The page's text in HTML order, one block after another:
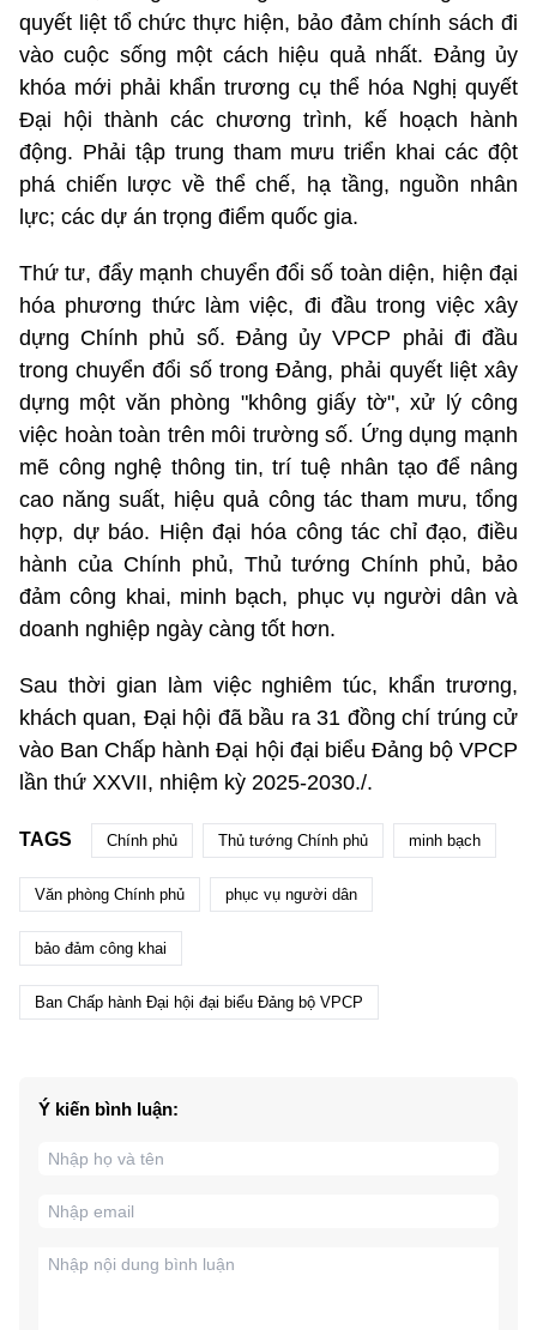
quyết liệt tổ chức thực hiện, bảo đảm chính sách đi
vào cuộc sống một cách hiệu quả nhất. Đảng ủy
khóa mới phải khẩn trương cụ thể hóa Nghị quyết
Đại hội thành các chương trình, kế hoạch hành
động. Phải tập trung tham mưu triển khai các đột
phá chiến lược về thể chế, hạ tầng, nguồn nhân
lực; các dự án trọng điểm quốc gia.
Thứ tư, đẩy mạnh chuyển đổi số toàn diện, hiện đại
hóa phương thức làm việc, đi đầu trong việc xây
dựng Chính phủ số. Đảng ủy VPCP phải đi đầu
trong chuyển đổi số trong Đảng, phải quyết liệt xây
dựng một văn phòng "không giấy tờ", xử lý công
việc hoàn toàn trên môi trường số. Ứng dụng mạnh
mẽ công nghệ thông tin, trí tuệ nhân tạo để nâng
cao năng suất, hiệu quả công tác tham mưu, tổng
hợp, dự báo. Hiện đại hóa công tác chỉ đạo, điều
hành của Chính phủ, Thủ tướng Chính phủ, bảo
đảm công khai, minh bạch, phục vụ người dân và
doanh nghiệp ngày càng tốt hơn.
Sau thời gian làm việc nghiêm túc, khẩn trương,
khách quan, Đại hội đã bầu ra 31 đồng chí trúng cử
vào Ban Chấp hành Đại hội đại biểu Đảng bộ VPCP
lần thứ XXVII, nhiệm kỳ 2025-2030./.
TAGS Chính phủ Thủ tướng Chính phủ minh bạch
Văn phòng Chính phủ phục vụ người dân
bảo đảm công khai
Ban Chấp hành Đại hội đại biểu Đảng bộ VPCP
Ý kiến bình luận: